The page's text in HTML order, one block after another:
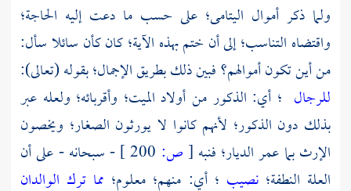
ولما ذكر أموال اليتامى؛ على حسب ما دعت إليه الحاجة؛
واقتضاه التناسب؛ إلى أن ختم بهذه الآية؛ كان كأن سائلا سأل:
من أين تكون أموالهم؟ فبين ذلك بطريق الإجمال؛ بقوله (تعالى):
للرجال ؛ أي: الذكور من أولاد الميت؛ وأقربائه؛ ولعله عبر
بذلك دون الذكور؛ لأنهم كانوا لا يورثون الصغار؛ ويخصون
الإرث بما عمر الديار؛ فنبه [ص:
- سبحانه - على أن
العلة النطفة؛نصيب ؛ أي: منهم؛ معلوم؛ مما ترك الوالدان